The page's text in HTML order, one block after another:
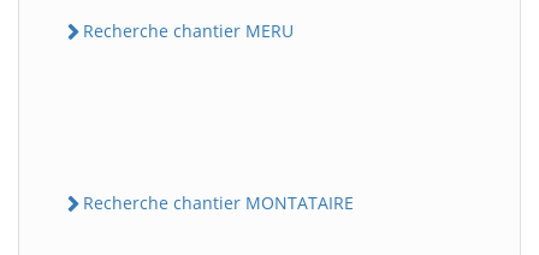
Recherche chantier MERU
Recherche chantier MONTATAIRE